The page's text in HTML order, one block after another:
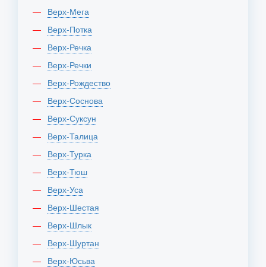
Верх-Мега
Верх-Потка
Верх-Речка
Верх-Речки
Верх-Рождество
Верх-Соснова
Верх-Суксун
Верх-Талица
Верх-Турка
Верх-Тюш
Верх-Уса
Верх-Шестая
Верх-Шлык
Верх-Шуртан
Верх-Юсьва